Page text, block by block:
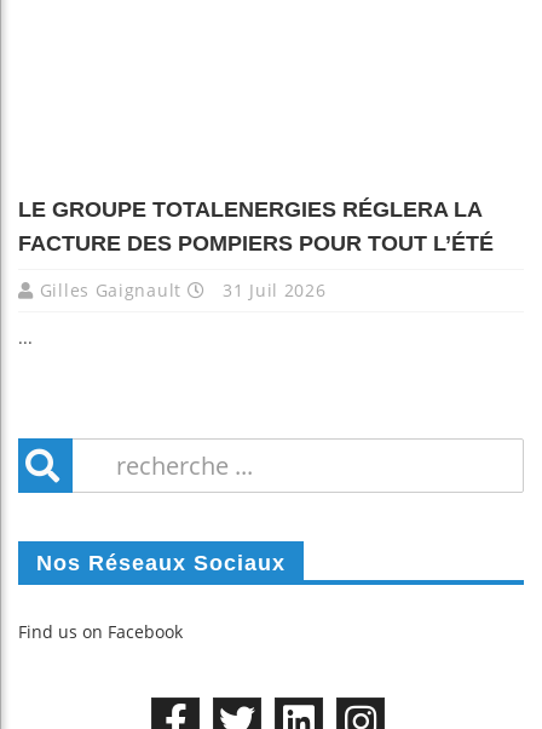
LE GROUPE TOTALENERGIES RÉGLERA LA
FACTURE DES POMPIERS POUR TOUT L’ÉTÉ
Gilles Gaignault 31 Juil 2026
...
Nos Réseaux Sociaux
Find us on Facebook